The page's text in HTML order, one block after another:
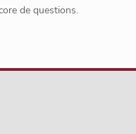
de questions.